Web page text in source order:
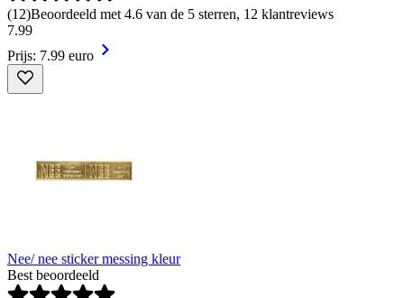
(12)Beoordeeld met 4.6 van de 5 sterren, 12 klantreviews
7.99
Prijs: 7.99 euro
Nee/ nee sticker messing kleur
Best beoordeeld